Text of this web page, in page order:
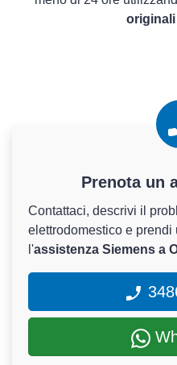
originali
Prenota un
Contattaci, descrivi il
elettrodomestico e prendi
l'assistenza Siemens a